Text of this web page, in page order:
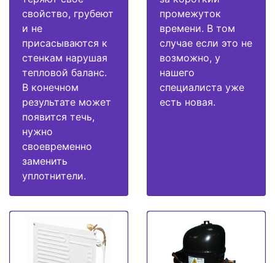
свойство, грубеют
и не
присасываются к
стенкам нарушая
тепловой баланс.
В конечном
результате может
появится течь,
нужно
своевременно
заменить
уплотнители.
промежуток
времени. В том
случае если это не
возможно, у
нашего
специалиста уже
есть новая.